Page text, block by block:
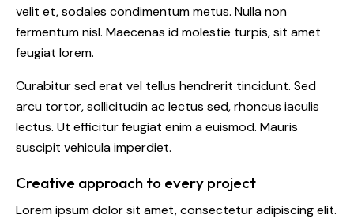
velit et, sodales condimentum metus. Nulla non
fermentum nisl. Maecenas id molestie turpis, sit amet
feugiat lorem.
Curabitur sed erat vel tellus hendrerit tincidunt. Sed
arcu tortor, sollicitudin ac lectus sed, rhoncus iaculis
lectus. Ut efficitur feugiat enim a euismod. Mauris
suscipit vehicula imperdiet.
Creative approach to every project
Lorem ipsum dolor sit amet, consectetur adipiscing elit.